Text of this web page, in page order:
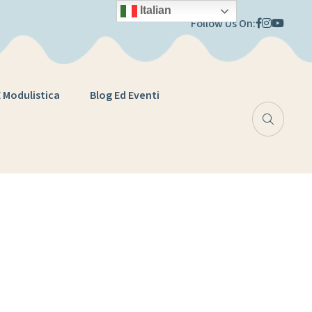
Follow Us On:
Modulistica Blog Ed Eventi
Italian